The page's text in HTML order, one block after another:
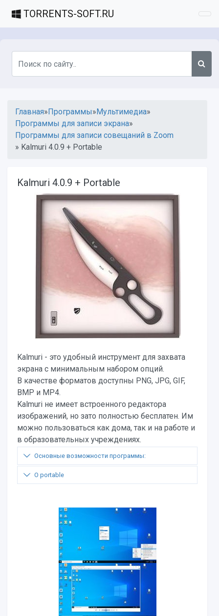
TORRENTS-SOFT.RU
Главная»Программы»Мультимедиа»
Программы для записи экрана»
Программы для записи совещаний в Zoom
» Kalmuri 4.0.9 + Portable
Kalmuri 4.0.9 + Portable
Kalmuri - это удобный инструмент для захвата
экрана с минимальным набором опций.
В качестве форматов доступны PNG, JPG, GIF,
BMP и MP4.
Kalmuri не имеет встроенного редактора
изображений, но зато полностью бесплатен. Им
можно пользоваться как дома, так и на работе и
в образовательных учреждениях.
Основные возможности программы:
О portable